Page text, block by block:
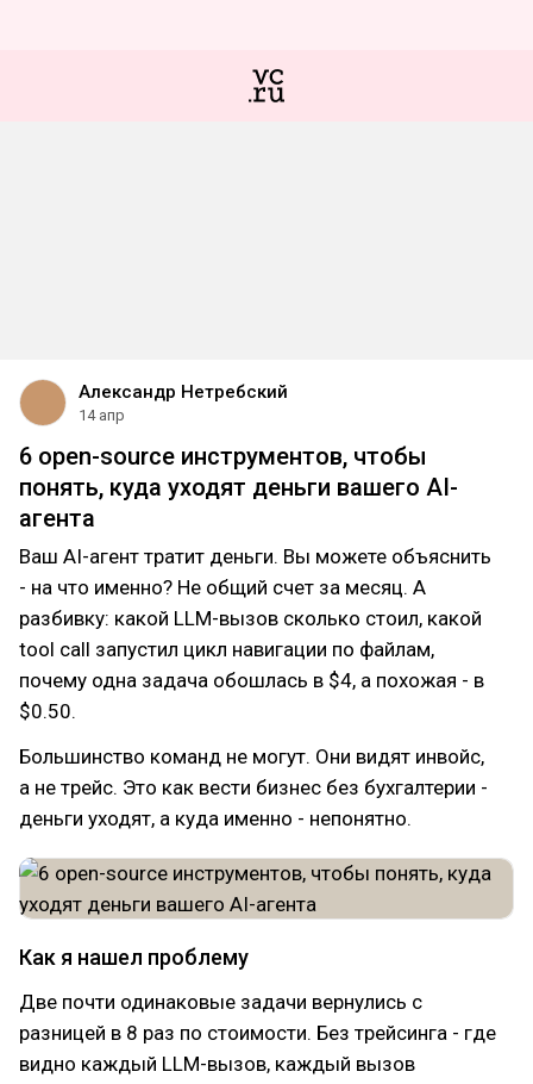
Александр Нетребский
14 апр
6 open-source инструментов, чтобы
понять, куда уходят деньги вашего AI-
агента
Ваш AI-агент тратит деньги. Вы можете объяснить
- на что именно? Не общий счет за месяц. А
разбивку: какой LLM-вызов сколько стоил, какой
tool call запустил цикл навигации по файлам,
почему одна задача обошлась в $4, а похожая - в
$0.50.
Большинство команд не могут. Они видят инвойс,
а не трейс. Это как вести бизнес без бухгалтерии -
деньги уходят, а куда именно - непонятно.
Как я нашел проблему
Две почти одинаковые задачи вернулись с
разницей в 8 раз по стоимости. Без трейсинга - где
видно каждый LLM-вызов, каждый вызов